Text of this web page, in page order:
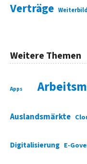
Verträge
Weitere Themen
Apps
Auslandsmärkte
Digitalisierung E-